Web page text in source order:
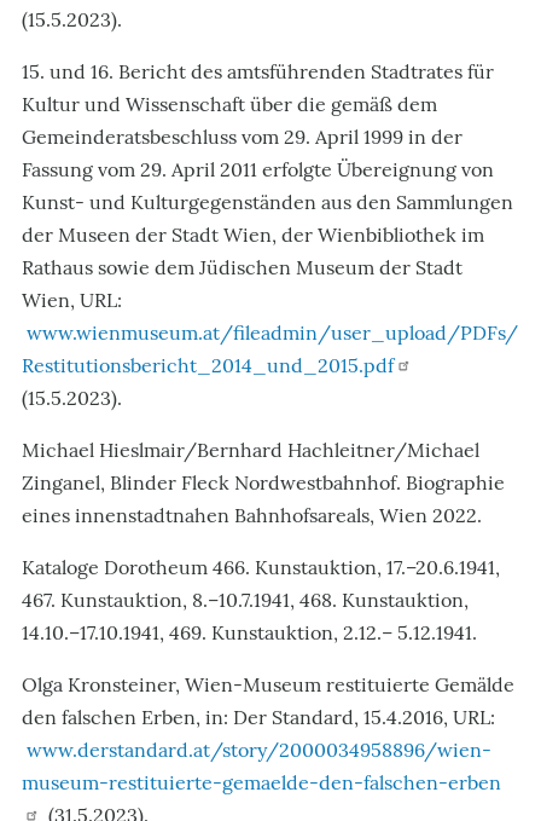
(15.5.2023).
15. und 16. Bericht des amtsführenden Stadtrates für
Kultur und Wissenschaft über die gemäß dem
Gemeinderatsbeschluss vom 29. April 1999 in der
Fassung vom 29. April 2011 erfolgte Übereignung von
Kunst- und Kulturgegenständen aus den Sammlungen
der Museen der Stadt Wien, der Wienbibliothek im
Rathaus sowie dem Jüdischen Museum der Stadt
Wien, URL:
www.wienmuseum.at/fileadmin/user_upload/PDFs/
Restitutionsbericht_2014_und_2015.pdf
(15.5.2023).
Michael Hieslmair/Bernhard Hachleitner/Michael
Zinganel, Blinder Fleck Nordwestbahnhof. Biographie
eines innenstadtnahen Bahnhofsareals, Wien 2022.
Kataloge Dorotheum 466. Kunstauktion, 17.–20.6.1941,
467. Kunstauktion, 8.–10.7.1941, 468. Kunstauktion,
14.10.–17.10.1941, 469. Kunstauktion, 2.12.– 5.12.1941.
Olga Kronsteiner, Wien-Museum restituierte Gemälde
den falschen Erben, in: Der Standard, 15.4.2016, URL:
www.derstandard.at/story/2000034958896/wien-
museum-restituierte-gemaelde-den-falschen-erben
(31.5.2023).